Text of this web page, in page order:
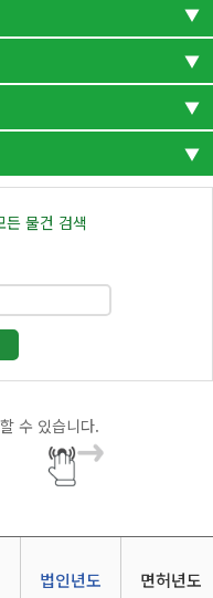
업
자
전문관리
하수처
설·
계시공업
승강기유
지관리업
안전진단전국가유산
수개발기계설비
기
지
화재
하수
림경영
산림토목
든 물건 검색
수 있습니다.
법인년도 면허년도